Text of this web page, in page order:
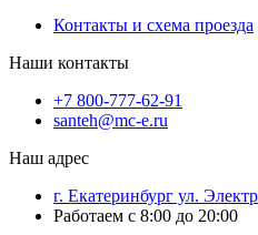
Контакты и схема проезда
Наши контакты
+7 800-777-62-91
santeh@mc-e.ru
Наш адрес
г. Екатеринбург ул.
Работаем с 8:00 до 20:00